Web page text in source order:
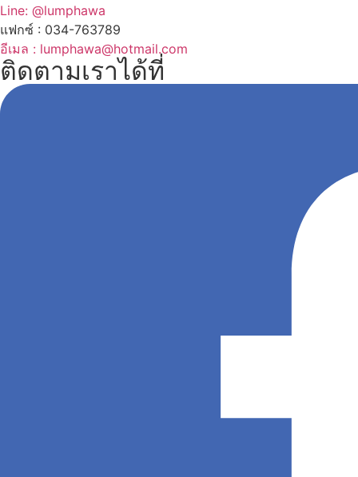
Line: @lumphawa
แฟกซ์ : 034-763789
อีเมล : lumphawa@hotmail.com
ติดตามเราได้ที่